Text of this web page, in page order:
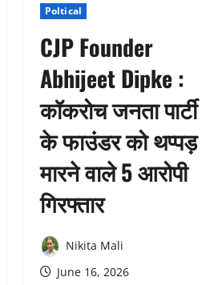
Poltical
CJP Founder
Abhijeet Dipke :
कॉकरोच जनता पार्टी
के फाउंडर को थप्पड़
मारने वाले 5 आरोपी
गिरफ्तार
Nikita Mali
June 16, 2026